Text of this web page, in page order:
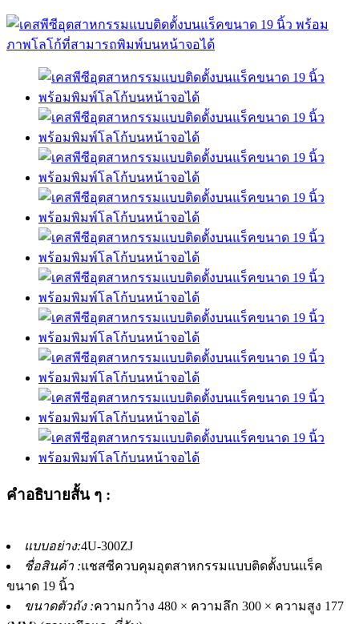
คำอธิบายสั้น ๆ :
แบบอย่าง:4U-300ZJ
ชื่อสินค้า :แชสซีควบคุมอุตสาหกรรมแบบติดตั้งบนแร็ค
ขนาด 19 นิ้ว
ขนาดตัวถัง :ความกว้าง 480 × ความลึก 300 × ความสูง 177